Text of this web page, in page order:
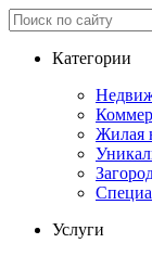
Категории
Жилая
Услуги